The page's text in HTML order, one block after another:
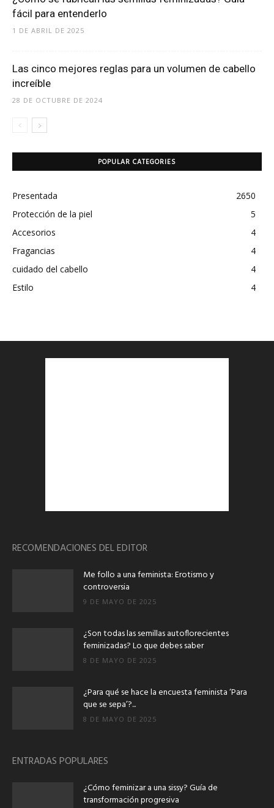
fácil para entenderlo
1 DE ABRIL DE 2025
Las cinco mejores reglas para un volumen de cabello
increíble
28 DE OCTUBRE DE 2024
POPULAR CATEGORIES
Presentada
2650
Protección de la piel
5
Accesorios
4
Fragancias
4
cuidado del cabello
4
Estilo
4
RECOMENDACIONES DEL EDITOR
Me follo a una feminista: Erotismo y
controversia
9 DE MAYO DE 2025
¿Son todas las semillas autoflorecientes
feminizadas? Lo que debes saber
8 DE MAYO DE 2025
¿Para qué se hace la encuesta feminista ‘Para
que se sepa’?...
8 DE MAYO DE 2025
ENTRADAS POPULARES
¿Cómo feminizar a una sissy? Guía de
transformación progresiva